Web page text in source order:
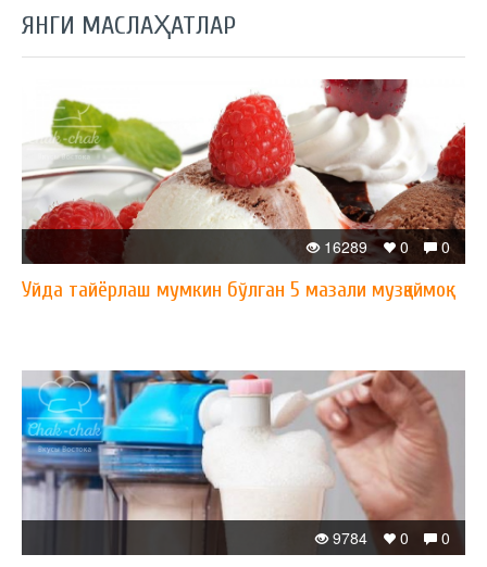
ЯНГИ МАСЛАҲАТЛАР
0
0
16289
Уйда тайёрлаш мумкин бўлган 5 мазали музқаймоқ
0
0
9784